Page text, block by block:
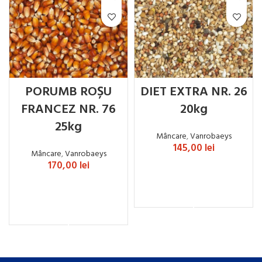
PORUMB ROȘU
FRANCEZ NR. 76
25kg
Mâncare,Vanrobaeys
170,00 lei
DIET EXTRA NR. 26
20kg
Mâncare,Vanrobaeys
145,00 lei